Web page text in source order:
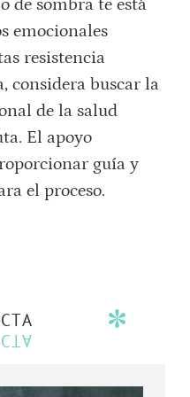
de sombra te está
emocionales
resistencia
considera buscar la
de la salud
El apoyo
guía y
el proceso.